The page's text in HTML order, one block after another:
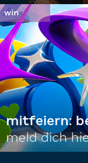
mitfeiern:
meld dich